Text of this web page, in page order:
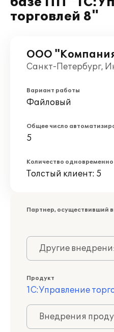
торговлей 8"
ООО
Санкт-Петербург,
Вариант работы
Файловый
Общее число
5
Количество
Толстый клиент: 5
Партнер, осуществивший
Другие
Продукт
1С:Управление
Внедрения